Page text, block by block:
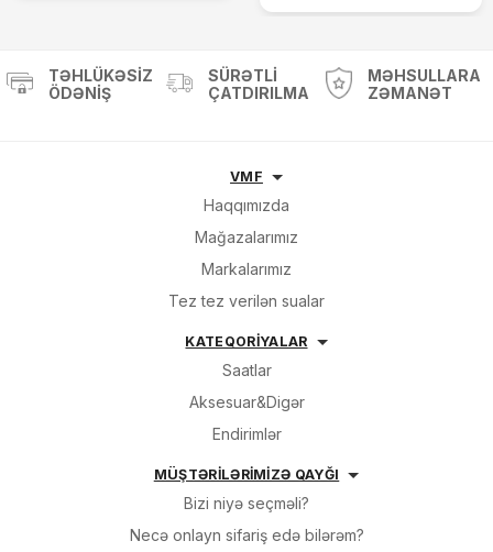
TƏHLÜKƏSIZ
ÖDƏNIŞ
SÜRƏTLI
ÇATDIRILMA
MƏHSULLARA
ZƏMANƏT
VMF
Haqqımızda
Mağazalarımız
Markalarımız
Tez tez verilən sualar
KATEQORİYALAR
Saatlar
Aksesuar&Digər
Endirimlər
MÜŞTƏRİLƏRİMİZƏ QAYĞI
Bizi niyə seçməli?
Necə onlayn sifariş edə bilərəm?